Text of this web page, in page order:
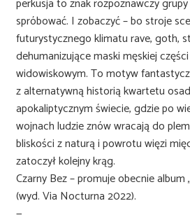
spróbować. I zobaczyć – bo stroje
futurystycznego klimatu rave, goth,
dehumanizujące maski męskiej
widowiskowym. To motyw
z alternatywną historią kwartetu
apokaliptycznym świecie, gdzie po
wojnach ludzie znów wracają do
bliskości z naturą i powrotu więzi
zatoczył kolejny krąg.
Czarny Bez – promuje obecnie album
(wyd. Via Nocturna 2022).
—